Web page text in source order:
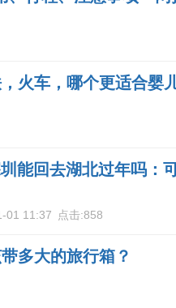
火车，哪个更适合婴
能回去湖北过年吗：
01 11:37 点击:858
多大的旅行箱？